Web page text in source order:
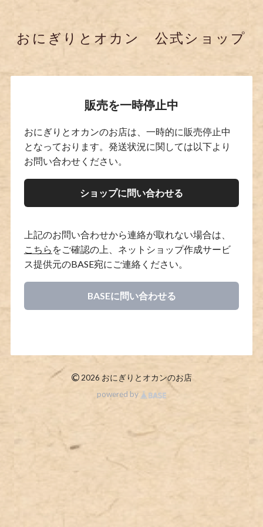
おにぎりとオカン 公式ショップ
販売を一時停止中
おにぎりとオカンのお店は、一時的に販売停止中
となっております。発送状況に関しては以下より
お問い合わせください。
ショップに問い合わせる
上記のお問い合わせから連絡が取れない場合は、
こちら をご確認の上、ネットショップ作成サービ
ス提供元のBASE宛にご連絡ください。
BASEに問い合わせる
© 2026 おにぎりとオカンのお店
powered by